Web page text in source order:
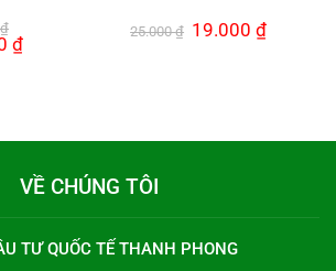
₫
₫Giá
hiện
25.000₫ Giá
gốc
19.000 ₫Giá
hiện
VỀ CHÚNG TÔI
TƯ QUỐC TẾ THANH PHONG